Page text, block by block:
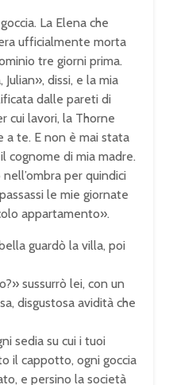
La Elena che
ufficialmente morta
tre giorni prima.
dissi, e la mia
dalle pareti di
cui lavori, la Thorne
a te. E non è mai stata
cognome di mia madre.
per quindici
le mie giornate
appartamento».
guardò la villa, poi
sussurrò lei, con un
disgustosa avidità che
sedia su cui i tuoi
il cappotto, ogni goccia
e persino la società